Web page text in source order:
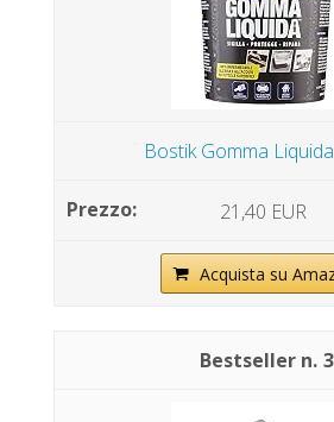
Bostik Gomma
21,40 EUR
Acquista su
3